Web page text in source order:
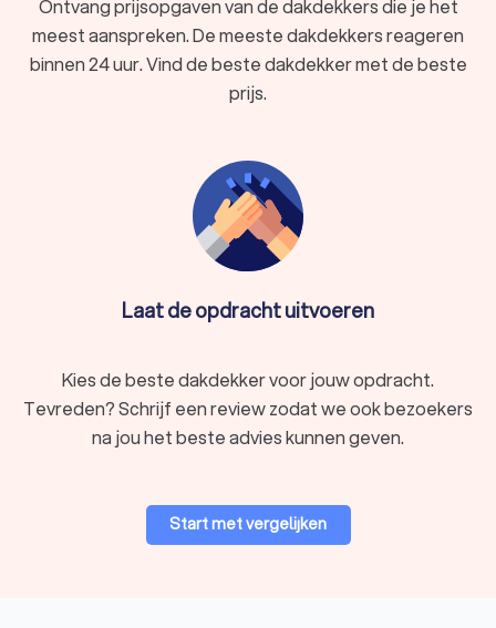
Ontvang prijsopgaven van de dakdekkers die je het
meest aanspreken. De meeste dakdekkers reageren
binnen 24 uur. Vind de beste dakdekker met de beste
prijs.
Laat de opdracht uitvoeren
Kies de beste dakdekker voor jouw opdracht.
Tevreden? Schrijf een review zodat we ook bezoekers
na jou het beste advies kunnen geven.
Start met vergelijken